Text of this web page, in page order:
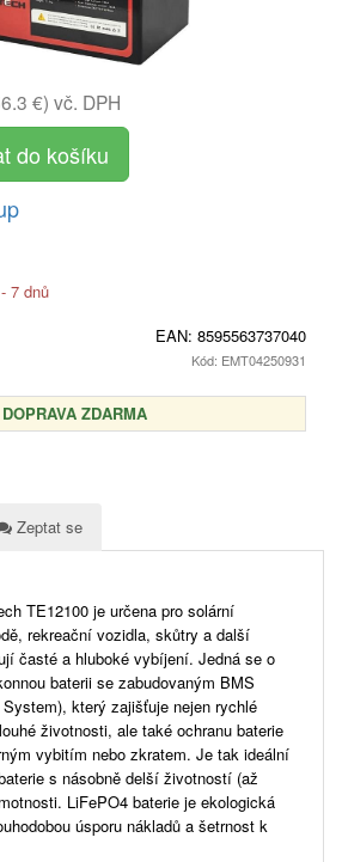
€) vč. DPH
7 dnů
EAN: 8595563737040
Kód: EMT04250931
DOPRAVA ZDARMA
Zeptat se
TE12100 je určena pro solární
rekreační vozidla, skůtry a další
časté a hluboké vybíjení. Jedná se o
baterii se zabudovaným BMS
který zajišťuje nejen rychlé
životnosti, ale také ochranu baterie
vybitím nebo zkratem. Je tak ideální
s násobně delší životností (až
LiFePO4 baterie je ekologická
úsporu nákladů a šetrnost k